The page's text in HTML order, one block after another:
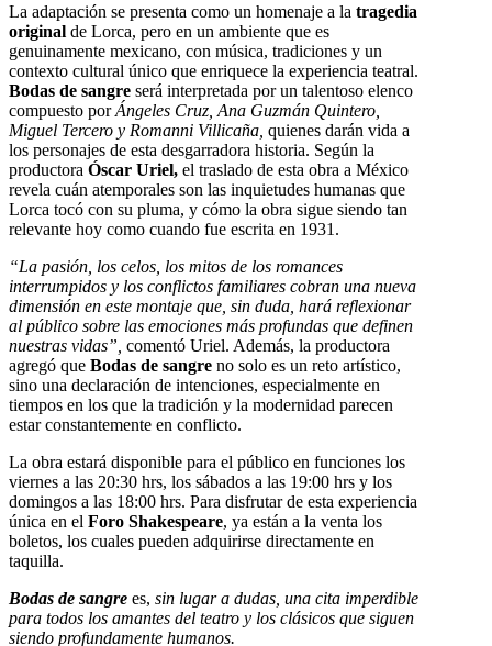
La adaptación se presenta como un homenaje a la tragedia
original de Lorca, pero en un ambiente que es
genuinamente mexicano, con música, tradiciones y un
contexto cultural único que enriquece la experiencia teatral.
Bodas de sangre será interpretada por un talentoso elenco
compuesto porÁngeles Cruz, Ana Guzmán Quintero,
Miguel Tercero y Romanni Villicaña, quienes darán vida a
los personajes de esta desgarradora historia. Según la
productora Óscar Uriel, el traslado de esta obra a México
revela cuán atemporales son las inquietudes humanas que
Lorca tocó con su pluma, y cómo la obra sigue siendo tan
relevante hoy como cuando fue escrita en 1931.
“La pasión, los celos, los mitos de los romances
interrumpidos y los conflictos familiares cobran una nueva
dimensión en este montaje que, sin duda, hará reflexionar
al público sobre las emociones más profundas que definen
nuestras vidas”, comentó Uriel. Además, la productora
agregó que Bodas de sangre no solo es un reto artístico,
sino una declaración de intenciones, especialmente en
tiempos en los que la tradición y la modernidad parecen
estar constantemente en conflicto.
La obra estará disponible para el público en funciones los
viernes a las 20:30 hrs, los sábados a las 19:00 hrs y los
domingos a las 18:00 hrs. Para disfrutar de esta experiencia
única en el Foro Shakespeare, ya están a la venta los
boletos, los cuales pueden adquirirse directamente en
taquilla.
Bodas de sangre es, sin lugar a dudas, una cita imperdible
para todos los amantes del teatro y los clásicos que siguen
siendo profundamente humanos.